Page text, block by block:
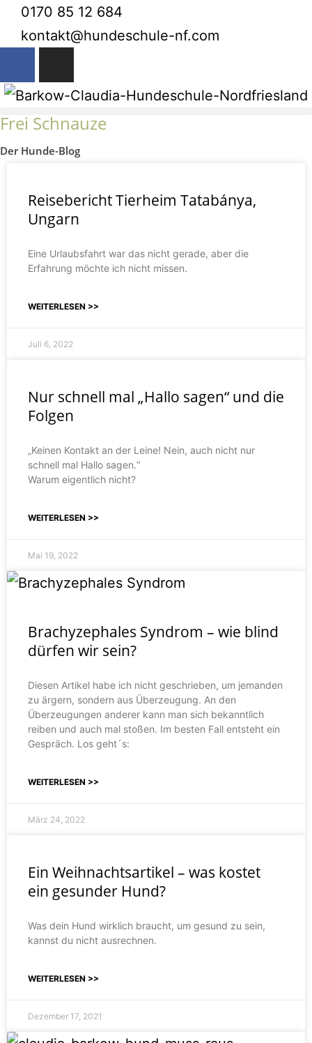
0170 85 12 684
kontakt@hundeschule-nf.com
Frei Schnauze
Der Hunde-Blog
Reisebericht Tierheim Tatabánya,
Ungarn
Eine Urlaubsfahrt war das nicht gerade, aber die
Erfahrung möchte ich nicht missen.
WEITERLESEN >>
Juli 6, 2022
Nur schnell mal „Hallo sagen“ und die
Folgen
„Keinen Kontakt an der Leine! Nein, auch nicht nur
schnell mal Hallo sagen.“
Warum eigentlich nicht?
WEITERLESEN >>
Mai 19, 2022
Brachyzephales Syndrom – wie blind
dürfen wir sein?
Diesen Artikel habe ich nicht geschrieben, um jemanden
zu ärgern, sondern aus Überzeugung. An den
Überzeugungen anderer kann man sich bekanntlich
reiben und auch mal stoßen. Im besten Fall entsteht ein
Gespräch. Los geht´s:
WEITERLESEN >>
März 24, 2022
Ein Weihnachtsartikel – was kostet
ein gesunder Hund?
Was dein Hund wirklich braucht, um gesund zu sein,
kannst du nicht ausrechnen.
WEITERLESEN >>
Dezember 17, 2021